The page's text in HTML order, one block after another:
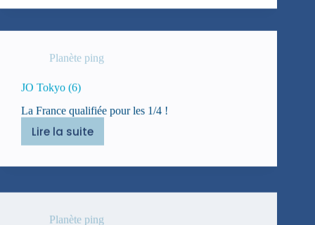
(
Fin)
Planète ping
JO Tokyo (6)
La France qualifiée pour les 1/4 !
Lire la suite
JO
(6)
Planète ping